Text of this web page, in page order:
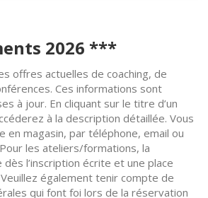
2026 ***
offres actuelles de coaching, de
Ces informations sont
à jour. En cliquant sur le titre d’un
à la description détaillée. Vous
en magasin, par téléphone, email ou
les ateliers/formations, la
l’inscription écrite et une place
également tenir compte de
qui font foi lors de la réservation